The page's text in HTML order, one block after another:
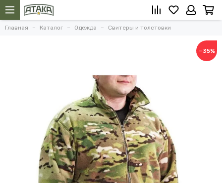
Главная Каталог Одежда Свитеры и толстовки
−35%